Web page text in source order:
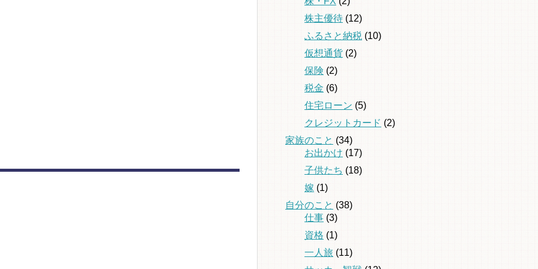
株主優待 (12)
ふるさと納税 (10)
仮想通貨 (2)
保険 (2)
税金 (6)
住宅ローン (5)
クレジットカード (2)
家族のこと (34)
お出かけ (17)
子供たち (18)
嫁 (1)
自分のこと (38)
仕事 (3)
資格 (1)
一人旅 (11)